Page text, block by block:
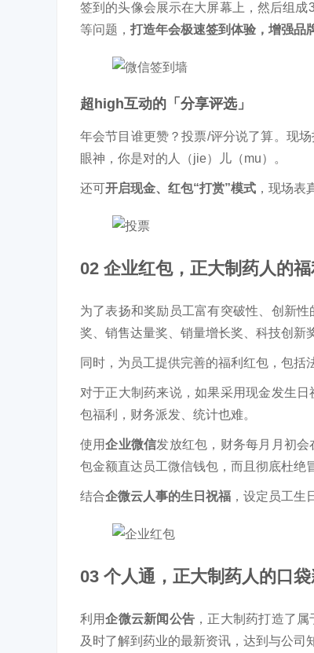
签到的头像会展示在大屏幕上，然后组
等问题， 打造年会极速签到体验，增强品
超high互动的「分享评选」
年会节目谁更赞？投票/评分说了算。现
眼神，你是对的人（jie）儿（mu）。
还可开启现金、红包“打赏”模式 ，现场表
02 企业红包，正大制药人的福
为了表扬和奖励员工富有突破性、创新
奖、销售达量奖、销量增长奖、科技创新
同时，为员工提供完善的福利红包，包括
对于正大制药来说，如果采用现金发生
包福利，财务派发、统计也难。
使用企业微信发放红包，财务每月月初
包金额直达员工微信钱包，而且彻底杜绝
结合企微云人事的生日祝福 ，设定员工生
03 个人通，正大制药人的口袋
利用企微云新闻公告 ，正大制药打造了
及时了解到药业的最新资讯，达到与公司